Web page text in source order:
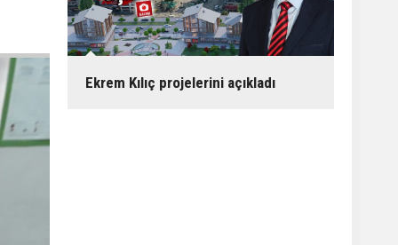
Ekrem Kılıç projelerini açıkladı